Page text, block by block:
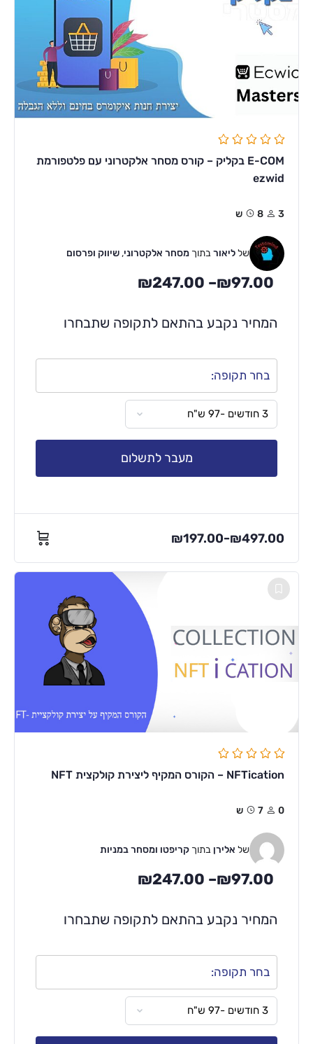
E-COM בקליק – קורס מסחר אלקטרוני עם פלטפורמת
ezwid
3 8ש
שלליאורבתוך מסחר אלקטרוני,שיווק ופרסום
₪97.00
–
₪247.00
המחיר נקבע בהתאם לתקופה שתבחרו
בחר תקופה:
מעבר לתשלום
₪197.00–₪497.00
NFTication – הקורס המקיף ליצירת קולקצית NFT
0 7ש
של אלירן בתוך קריפטו ומסחר במניות
₪97.00
–
₪247.00
המחיר נקבע בהתאם לתקופה שתבחרו
בחר תקופה: